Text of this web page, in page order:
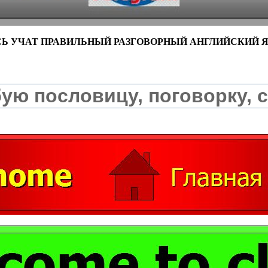
УЧАТ ПРАВИЛЬНЫЙ РАЗГОВОРНЫЙ АНГЛИЙСКИЙ